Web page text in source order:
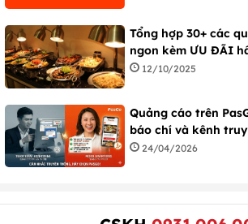
Tổng hợp 30+ các
ngon kèm ƯU ĐÃI
12/10/2025
Quảng cáo trên
báo chí và kênh
24/04/2026